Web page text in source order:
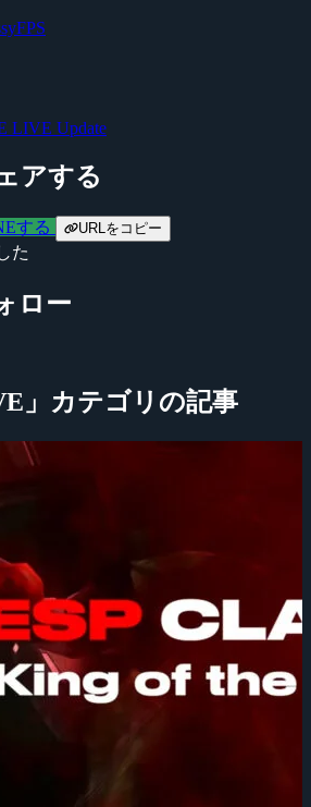
LIVE Update
アする
する URLをコピー
た
ロー
」カテゴリの記事